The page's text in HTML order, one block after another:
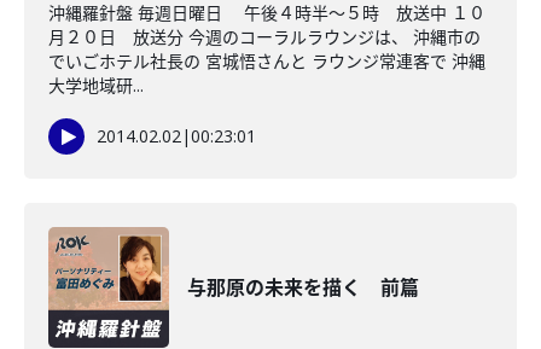
沖縄羅針盤 毎週日曜日 午後４時半〜５時 放送中 １０
月２０日 放送分 今週のコーラルラウンジは、 沖縄市の
でいごホテル社長の 宮城悟さんと ラウンジ常連客で 沖縄
大学地域研...
2014.02.02|00:23:01
与那原の未来を描く 前篇